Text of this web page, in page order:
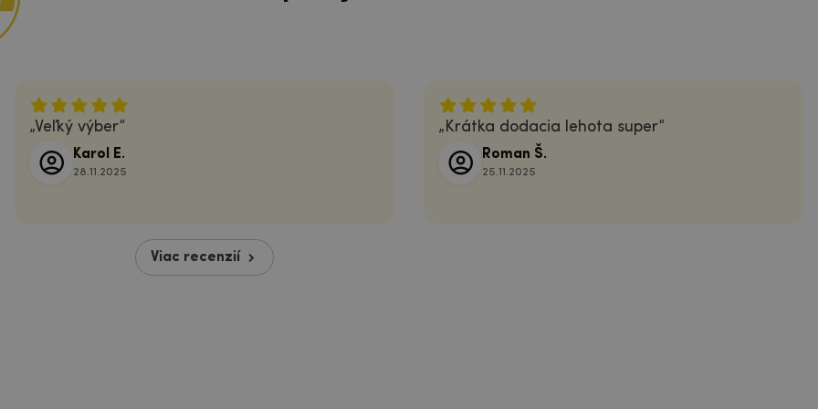
Veľký výber
Karol E.
28.11.2025
Krátka dodacia lehota super
Roman Š.
25.11.2025
Viac recenzií